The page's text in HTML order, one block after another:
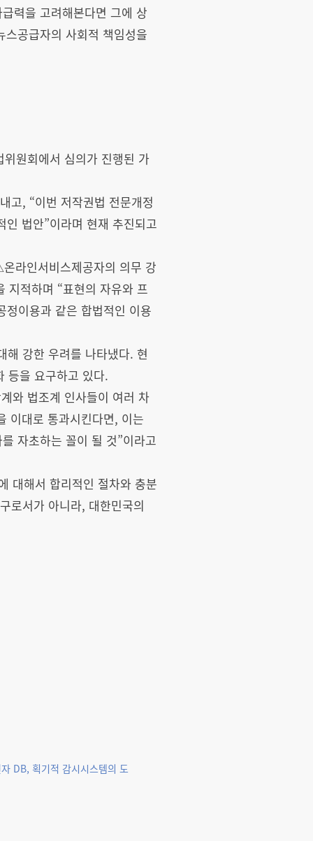
력을 고려해본다면 그에 상
스공급자의 사회적 책임성을
원회에서 심의가 진행된 가
고, “이번 저작권법 전문개정
법안”이라며 현재 추진되고
라인서비스제공자의 의무 강
적하며 “표현의 자유와 프
정이용과 같은 합법적인 이용
해 강한 우려를 나타냈다. 현
등을 요구하고 있다.
와 법조계 인사들이 여러 차
이대로 통과시킨다면, 이는
자초하는 꼴이 될 것”이라고
대해서 합리적인 절차와 충분
로서가 아니라, 대한민국의
DB, 획기적 감시시스템의 도